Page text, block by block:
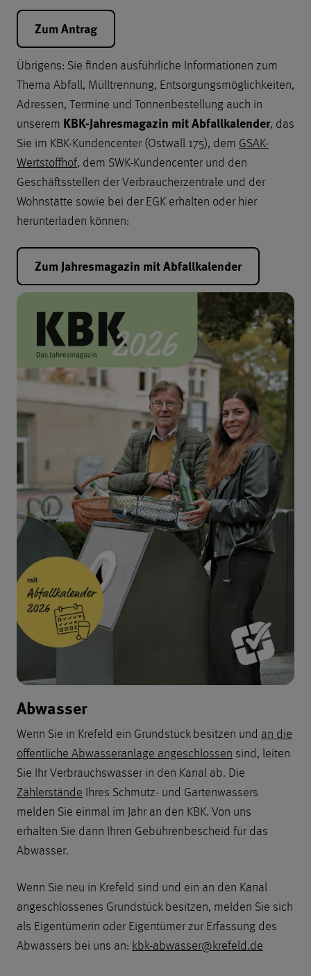
Zum Antrag
Übrigens: Sie finden ausführliche Informationen zum
Thema Abfall, Mülltrennung, Entsorgungsmöglichkeiten,
Adressen, Termine und Tonnenbestellung auch in
unserem KBK-Jahresmagazin mit Abfallkalender, das
Sie im KBK-Kundencenter (Ostwall 175), dem GSAK-
Wertstoffhof, dem SWK-Kundencenter und den
Geschäftsstellen der Verbraucherzentrale und der
Wohnstätte sowie bei der EGK erhalten oder hier
herunterladen können:
Zum Jahresmagazin mit Abfallkalender
Abwasser
Wenn Sie in Krefeld ein Grundstück besitzen und an die
öffentliche Abwasseranlage angeschlossen sind, leiten
Sie Ihr Verbrauchswasser in den Kanal ab. Die
Zählerstände Ihres Schmutz- und Gartenwassers
melden Sie einmal im Jahr an den KBK. Von uns
erhalten Sie dann Ihren Gebührenbescheid für das
Abwasser.
Wenn Sie neu in Krefeld sind und ein an den Kanal
angeschlossenes Grundstück besitzen, melden Sie sich
als Eigentümerin oder Eigentümer zur Erfassung des
Abwassers bei uns an: kbk-abwasser@krefeld.de